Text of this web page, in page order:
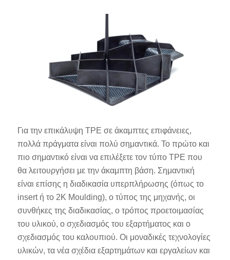
Για την επικάλυψη TPE σε άκαμπτες επιφάνειες,
πολλά πράγματα είναι πολύ σημαντικά. Το πρώτο και
πιο σημαντικό είναι να επιλέξετε τον τύπο TPE που
θα λειτουργήσει με την άκαμπτη βάση. Σημαντική
είναι επίσης η διαδικασία υπερπλήρωσης (όπως το
insert ή το 2K Moulding), ο τύπος της μηχανής, οι
συνθήκες της διαδικασίας, ο τρόπος προετοιμασίας
του υλικού, ο σχεδιασμός του εξαρτήματος και ο
σχεδιασμός του καλουπιού. Οι μοναδικές τεχνολογίες
υλικών, τα νέα σχέδια εξαρτημάτων και εργαλείων και